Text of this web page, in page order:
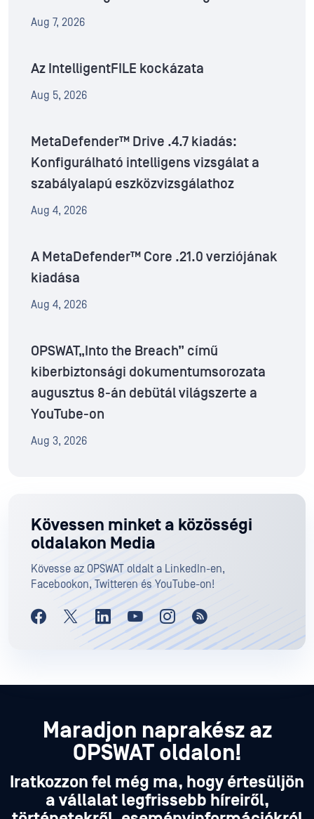
Aug 7, 2026
Az IntelligentFILE kockázata
Aug 5, 2026
MetaDefender™ Drive .4.7 kiadás:
Konfigurálható intelligens vizsgálat a
szabályalapú eszközvizsgálathoz
Aug 4, 2026
A MetaDefender™ Core .21.0 verziójának
kiadása
Aug 4, 2026
OPSWAT„Into the Breach” című
kiberbiztonsági dokumentumsorozata
augusztus 8-án debütál világszerte a
YouTube-on
Aug 3, 2026
Kövessen minket a közösségi
oldalakon Media
Kövesse az OPSWAT oldalt a LinkedIn-en,
Facebookon, Twitteren és YouTube-on!
Maradjon naprakész az
OPSWAT oldalon!
Iratkozzon fel még ma, hogy értesüljön
a vállalat legfrissebb híreiről,